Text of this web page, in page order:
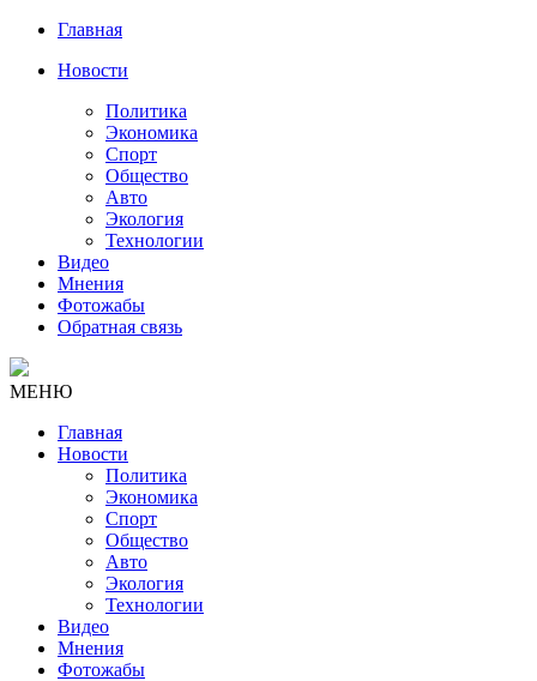
Главная
Новости
Политика
Экономика
Спорт
Общество
Авто
Экология
Технологии
Видео
Мнения
Фотожабы
Обратная связь
МЕНЮ
Главная
Новости
Политика
Экономика
Спорт
Общество
Авто
Экология
Технологии
Видео
Мнения
Фотожабы